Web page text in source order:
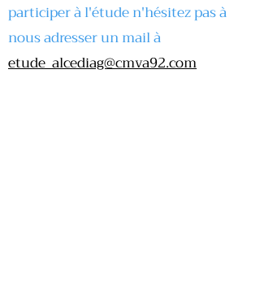
participer à l'étude n'hésitez pas à
nous adresser un mail à
etude_alcediag@cmva92.com